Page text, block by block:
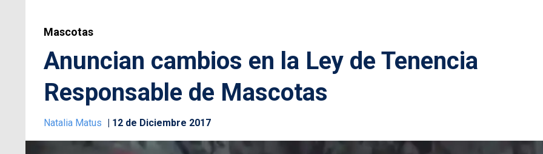
Mascotas
Anuncian cambios en la Ley de Tenencia
Responsable de Mascotas
Natalia Matus 12 de Diciembre 2017